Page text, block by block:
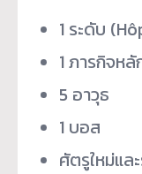
1 ระดับ
1 ภารกิจหลั
5 อาวุธ
1 บอส
ศัตรูใหม่แล